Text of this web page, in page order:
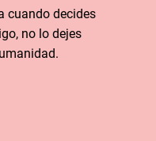
cuando decides
no lo dejes